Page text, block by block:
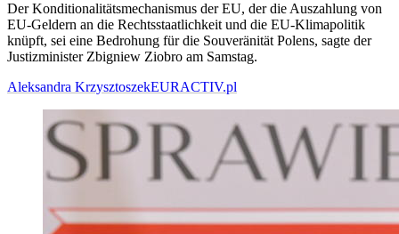
Der Konditionalitätsmechanismus der EU, der die Auszahlung von
EU-Geldern an die Rechtsstaatlichkeit und die EU-Klimapolitik
knüpft, sei eine Bedrohung für die Souveränität Polens, sagte der
Justizminister Zbigniew Ziobro am Samstag.
Aleksandra KrzysztoszekEURACTIV.pl